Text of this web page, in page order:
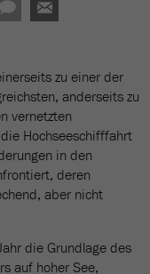
zu einer der
anderseits zu
vernetzten
Hochseeschifffahrt
in den
deren
aber nicht
die Grundlage des
auf hoher See,